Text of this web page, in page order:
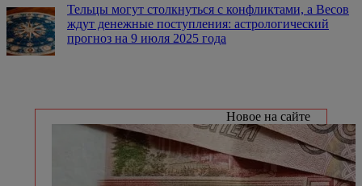
Тельцы могут столкнуться с конфликтами, а Весов
ждут денежные поступления: астрологический
прогноз на 9 июля 2025 года
Новое на сайте